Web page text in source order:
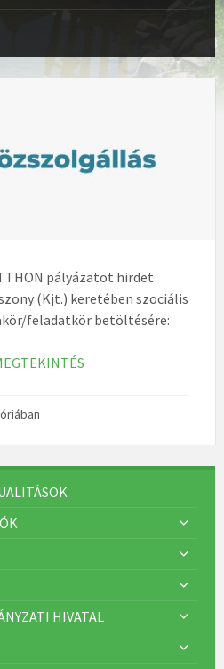
pályázatot hirdet
(Kjt.) keretében szociális
feladatkör betöltésére:
HIVATAL